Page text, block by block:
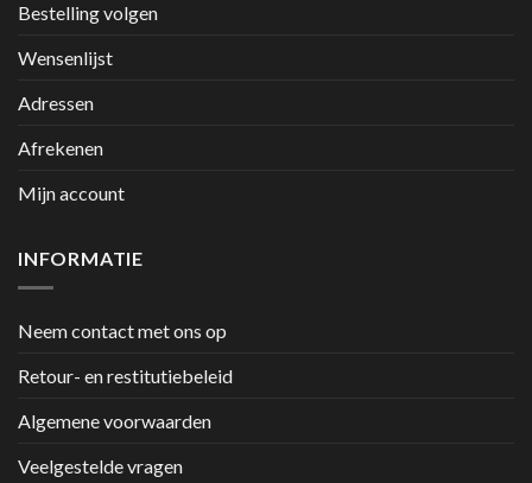
Bestelling volgen
Wensenlijst
Adressen
Afrekenen
Mijn account
INFORMATIE
Neem contact met ons op
Retour- en restitutiebeleid
Algemene voorwaarden
Veelgestelde vragen